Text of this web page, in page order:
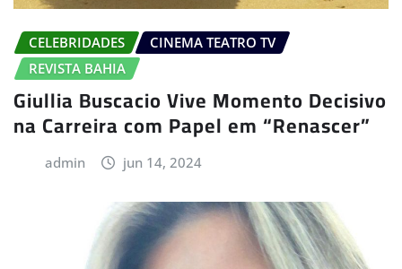
CELEBRIDADES
CINEMA TEATRO TV
REVISTA BAHIA
Giullia Buscacio Vive Momento Decisivo
na Carreira com Papel em “Renascer”
admin jun 14, 2024